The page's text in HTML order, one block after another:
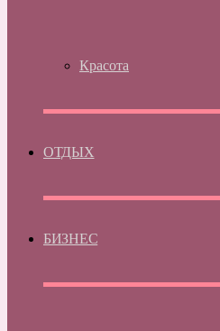
Красота
ОТДЫХ
БИЗНЕС